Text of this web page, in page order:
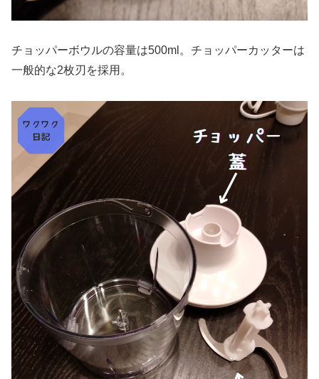
チョッパーボウルの容量は500ml。チョッパーカッターは
一般的な2枚刃を採用。